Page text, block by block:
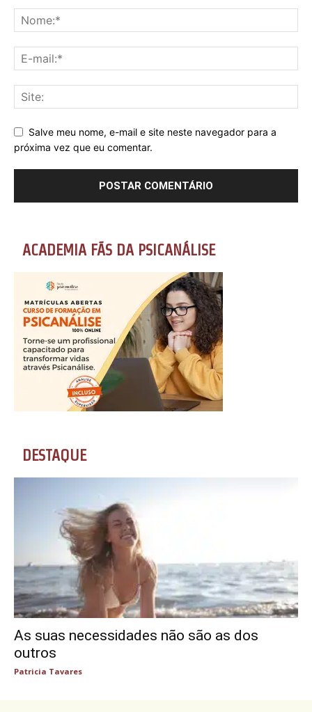
Salve meu nome, e-mail e site neste navegador para a
próxima vez que eu comentar.
ACADEMIA FÃS DA PSICANÁLISE
DESTAQUE
As suas necessidades não são as dos
outros
Patricia Tavares